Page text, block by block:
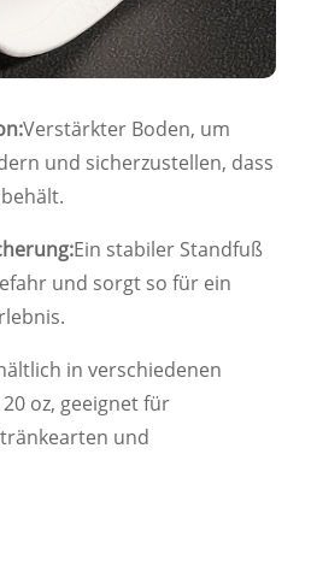
Verstärkter Boden, um
und sicherzustellen, dass
Ein stabiler Standfuß
und sorgt so für ein
in verschiedenen
oz, geeignet für
und